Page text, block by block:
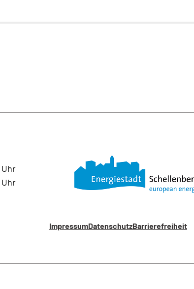
Uhr
Uhr
ImpressumDatenschutzBarrierefreiheit